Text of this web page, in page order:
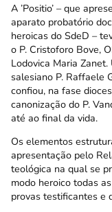
A ’Positio’ – que
aparato probatório
heroicas do SdeD –
o P. Cristoforo Bove,
Lodovica Maria
salesiano P. Raffaele
confiou, na fase
canonização do P.
até ao final da vida.
Os elementos
apresentação pelo
teológica na qual se
modo heroico todas
provas testificantes e